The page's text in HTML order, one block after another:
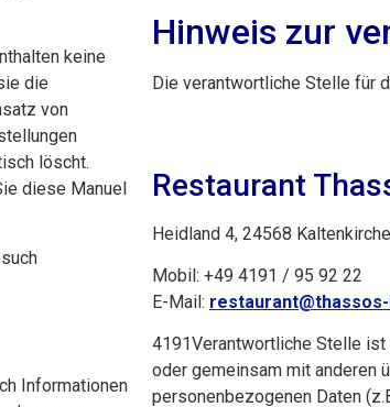
keine
die
von
löscht.
diese Manuel
Informationen
Hinweis zur
Die verantwortliche Stelle für
Restaurant
Heidland 4, 24568
Mobil: +49 4191 / 95 92 22
E-Mail:
4191Verantwortliche Stelle
oder gemeinsam mit anderen
personenbezogenen Daten